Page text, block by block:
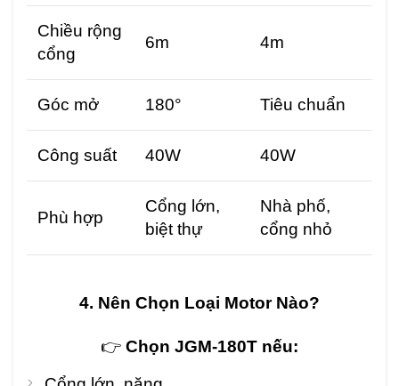
Chiều rộng
cổng
6m 4m
Góc mở 180° Tiêu chuẩn
Công suất 40W 40W
Phù hợp
Cổng lớn,
biệt thự
Nhà phố,
cổng nhỏ
4. Nên Chọn Loại Motor Nào?
👉 Chọn JGM-180T nếu: